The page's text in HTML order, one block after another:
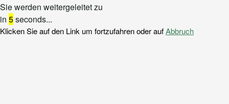
Sie werden weitergeleitet zu
in 5seconds...
Klicken Sie auf den Link um fortzufahren oder aufAbbruch